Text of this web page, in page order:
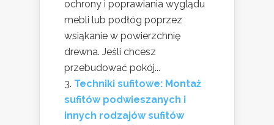
ochrony i poprawiania wyglądu
mebli lub podłóg poprzez
wsiąkanie w powierzchnię
drewna. Jeśli chcesz
przebudować pokój...
Techniki sufitowe: Montaż
sufitów podwieszanych i
innych rodzajów sufitów